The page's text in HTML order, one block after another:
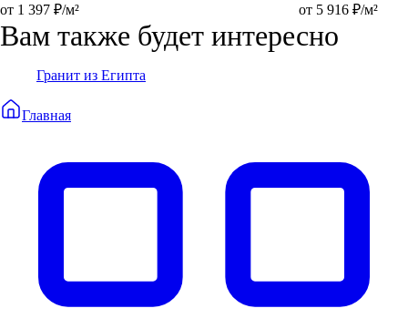
от 1 397 ₽/м²
от 5 916 ₽/м²
Вам также будет интересно
Гранит из Египта
Главная